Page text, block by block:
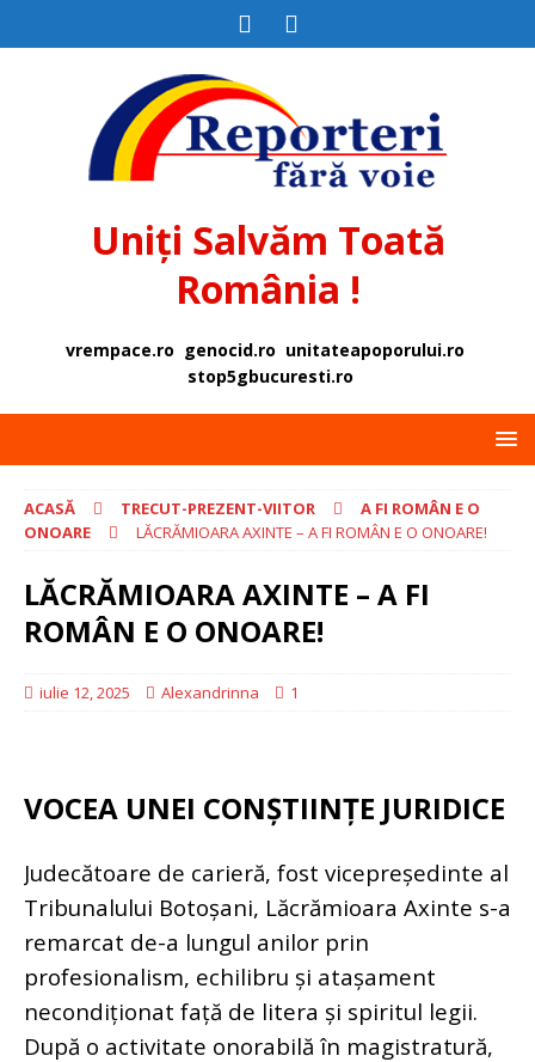
Uniți Salvăm Toată
România !
vrempace.ro genocid.ro unitateapoporului.ro
stop5gbucuresti.ro
ACASĂ TRECUT-PREZENT-VIITOR
A FI ROMÂN E O
ONOARE
LĂCRĂMIOARA AXINTE – A FI ROMÂN E O ONOARE!
LĂCRĂMIOARA AXINTE – A FI
ROMÂN E O ONOARE!
iulie 12, 2025 Alexandrinna 1
VOCEA UNEI CONȘTIINȚE JURIDICE
Judecătoare de carieră, fost vicepreședinte al
Tribunalului Botoșani, Lăcrămioara Axinte s-a
remarcat de-a lungul anilor prin
profesionalism, echilibru și atașament
necondiționat față de litera și spiritul legii.
După o activitate onorabilă în magistratură,